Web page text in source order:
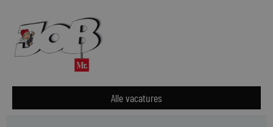
Alle vacatures